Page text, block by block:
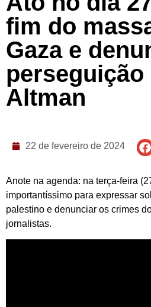
fim do
Gaza e
perseguição
Altman
22 de fevereiro de 2024
Anote na agenda: na terça-feira
importantíssimo para expressar
palestino e denunciar os crimes
jornalistas.